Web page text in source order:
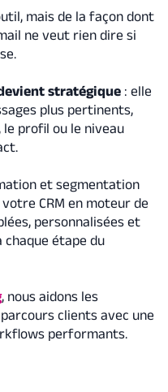
mais de la façon dont
ne veut rien dire si
stratégique: elle
plus pertinents,
profil ou le niveau
et segmentation
CRM en moteur de
personnalisées et
chaque étape du
, nous aidons les
clients avec une
performants.